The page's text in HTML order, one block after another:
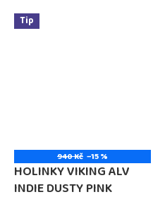
Tip
940 Kč –15 %
HOLINKY VIKING ALV
INDIE DUSTY PINK